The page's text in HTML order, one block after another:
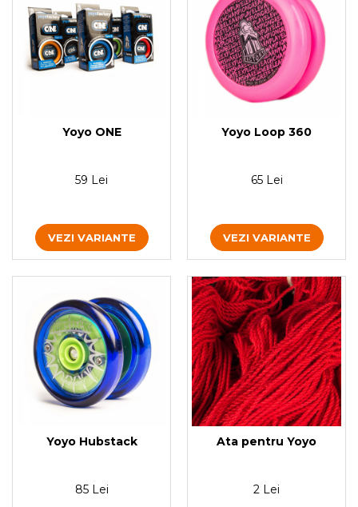
Yoyo ONE
59 Lei
VEZI VARIANTE
Yoyo Loop 360
65 Lei
VEZI VARIANTE
Yoyo Hubstack
85 Lei
Ata pentru Yoyo
2 Lei